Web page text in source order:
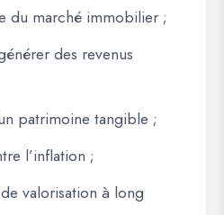
du marché immobilier ;
des revenus
patrimoine tangible ;
l’inflation ;
valorisation à long